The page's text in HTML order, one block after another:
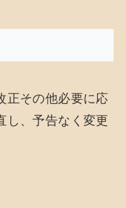
正その他必要に応
し、予告なく変更